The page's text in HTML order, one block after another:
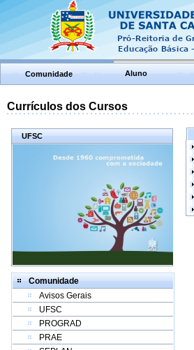
Comunidade Aluno
Currículos dos Cursos
UFSC
Comunidade
Avisos Gerais
UFSC
PROGRAD
PRAE